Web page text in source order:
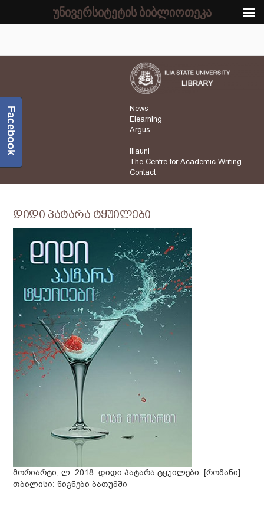
News
Elearning
Argus
Iliauni
The Centre for Academic Writing
Contact
დიდი პატარა ტყუილები
მორიარტი, ლ. 2018. დიდი პატარა ტყუილები: [რომანი].
თბილისი: წიგნები ბათუმში
Facebook
უნივერსიტეტის ბიბლიოთეკა